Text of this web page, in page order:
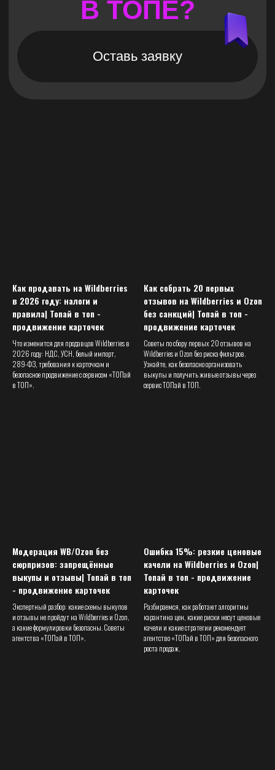
Как продавать на Wildberries
в 2026 году: налоги и
правила| Топай в топ -
продвижение карточек
Что изменится для продавцов Wildberries в
2026 году: НДС, УСН, белый импорт,
289-ФЗ, требования к карточкам и
безопасное продвижение с сервисом «ТОПай
в ТОП».
Как собрать 20 первых
отзывов на Wildberries и Ozon
без санкций| Топай в топ -
продвижение карточек
Советы по сбору первых 20 отзывов на
Wildberries и Ozon без риска фильтров.
Узнайте, как безопасно организовать
выкупы и получить живые отзывы через
сервис ТОПай в ТОП.
Модерация WB/Ozon без
сюрпризов: запрещённые
выкупы и отзывы| Топай в топ
- продвижение карточек
Экспертный разбор: какие схемы выкупов
и отзывы не пройдут на Wildberries и Ozon,
а какие формулировки безопасны. Советы
агентства «ТОПай в ТОП».
Ошибка 15%: резкие ценовые
качели на Wildberries и Ozon|
Топай в топ - продвижение
карточек
Разбираемся, как работают алгоритмы
карантина цен, какие риски несут ценовые
качели и какие стратегии рекомендует
агентство «ТОПай в ТОП» для безопасного
роста продаж.
Наш ТГ бот
@topaivtop_bot
@Oleg_toptopwb
Телефон
+7(978) 017 58 64